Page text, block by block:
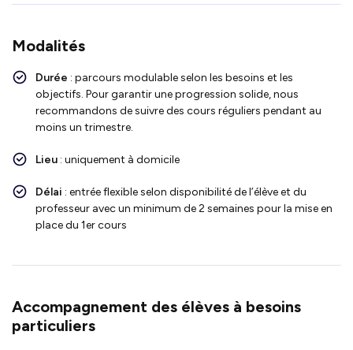
Modalités
Durée : parcours modulable selon les besoins et les
objectifs. Pour garantir une progression solide, nous
recommandons de suivre des cours réguliers pendant au
moins un trimestre.
Lieu : uniquement à domicile
Délai : entrée flexible selon disponibilité de l’élève et du
professeur avec un minimum de 2 semaines pour la mise en
place du 1er cours
Accompagnement des élèves à besoins
particuliers